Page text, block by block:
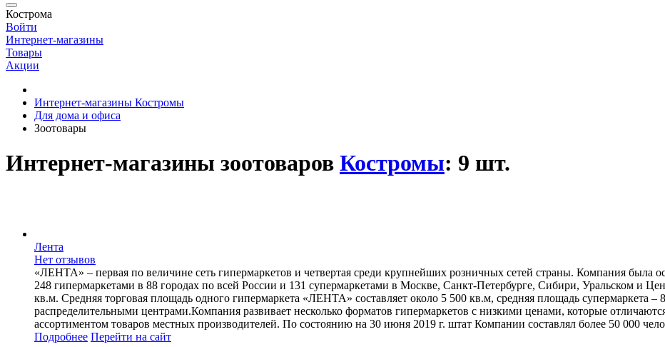
Кострома
Войти
Интернет-магазины
Товары
Акции
Интернет-магазины Костромы
Для дома и офиса
Зоотовары
Интернет-магазины зоотоваров Костромы: 9 шт.
Лента
Нет отзывов
«ЛЕНТА» – первая по величине сеть гипермаркетов и четвертая среди крупнейших розничных сетей страны. Компания была
248 гипермаркетами в 88 городах по всей России и 131 супермаркетами в Москве, Санкт-Петербурге, Сибири, Уральском и
кв.м. Средняя торговая площадь одного гипермаркета «ЛЕНТА» составляет около 5 500 кв.м, средняя площадь супермаркета
распределительными центрами.Компания развивает несколько форматов гипермаркетов с низкими ценами, которые
ассортиментом товаров местных производителей. По состоянию на 30 июня 2019 г. штат Компании составлял более 50 000
Подробнее Перейти на сайт